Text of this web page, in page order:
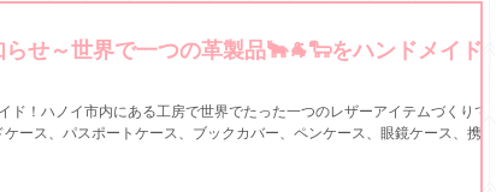
せ～世界で一つの革製品🐂🐐🐑をハンドメイドし
ド！ハノイ市内にある工房で世界でたった一つのレザーアイテムづくりです
ース、パスポートケース、ブックカバー、ペンケース、眼鏡ケース、携帯